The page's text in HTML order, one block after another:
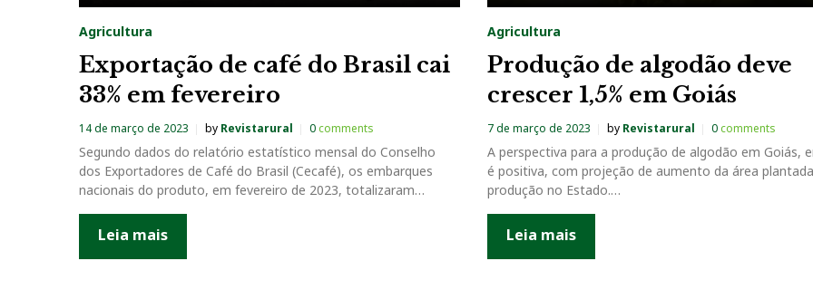
Agricultura
Exportação de café do Brasil cai
33% em fevereiro
14 de março de 2023 by Revistarural 0comments
Segundo dados do relatório estatístico mensal do Conselho
dos Exportadores de Café do Brasil (Cecafé), os embarques
nacionais do produto, em fevereiro de 2023, totalizaram…
Leia mais
Agricultura
Produção de algodão deve
crescer 1,5% em Goiás
7 de março de 2023 by Revistarural 0comments
A perspectiva para a produção de algodão em Goiás,
é positiva, com projeção de aumento da área
produção no Estado.…
Leia mais